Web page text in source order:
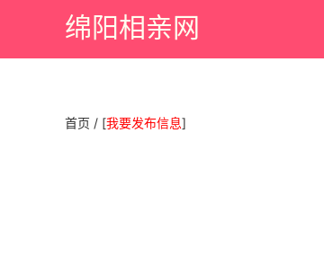
绵阳相亲网
首页 / [我要发布信息]